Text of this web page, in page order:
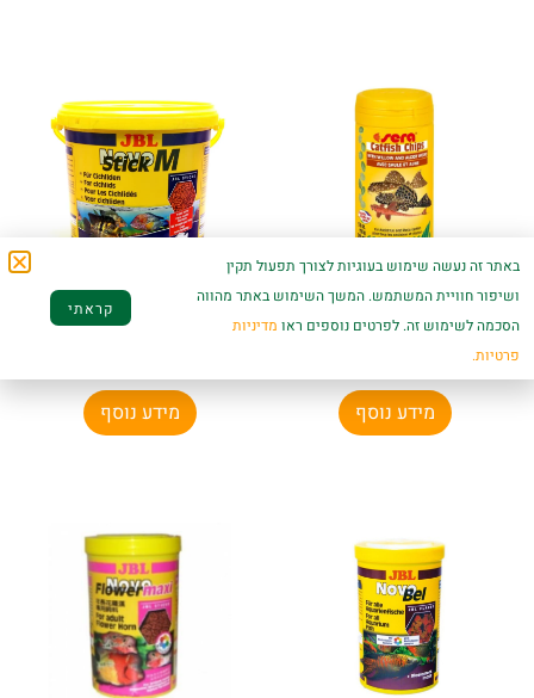
סרה קטפיש צ'יפס 110
גרם Sera Wels Chips
מידע נוסף
נובו סטיק ציקלידים 5.5
מידע נוסף
באתר זה נעשה שימוש בעוגיות לצורך תפעול תקין
ושיפור חוויית המשתמש. המשך השימוש באתר מהווה
הסכמה לשימוש זה. לפרטים נוספים ראו מדיניות
פרטיות.
קראתי